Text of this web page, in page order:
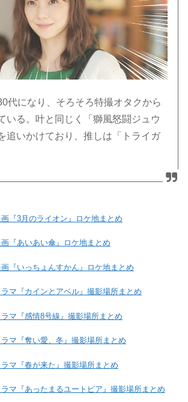
代になり、そろそろ特撮オタクから
いる。叶と同じく「獅風怒闘ジュウ
追いかけており、推しは「トライガ
『3月のライオン』ロケ地まとめ
『あいあい傘』ロケ地まとめ
『いっちょんすかん』ロケ地まとめ
マ『カインとアベル』撮影場所まとめ
マ『感情8号線』撮影場所まとめ
マ『奪い愛、冬』撮影場所まとめ
マ『春が来た』撮影場所まとめ
マ『あったまるユートピア』撮影場所まとめ